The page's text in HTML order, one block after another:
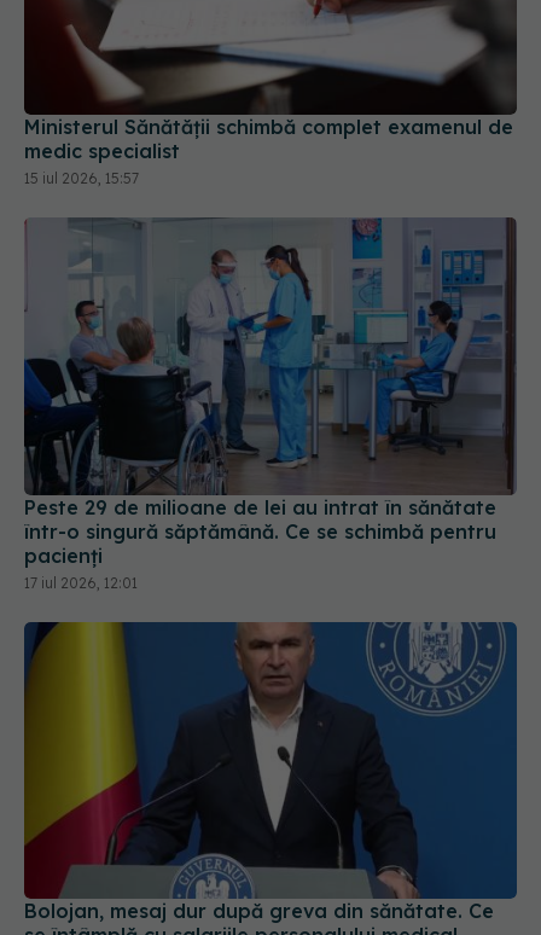
Ministerul Sănătății schimbă complet examenul de
medic specialist
15 iul 2026, 15:57
Peste 29 de milioane de lei au intrat în sănătate
într-o singură săptămână. Ce se schimbă pentru
pacienți
17 iul 2026, 12:01
Bolojan, mesaj dur după greva din sănătate. Ce
se întâmplă cu salariile personalului medical
28 iul 2026, 21:24